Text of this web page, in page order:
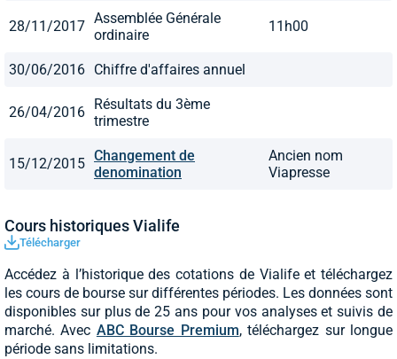
28/11/2017 Assemblée Générale
ordinaire
11h00
30/06/2016 Chiffre d'affaires annuel
26/04/2016
Résultats du 3ème
trimestre
15/12/2015 Changement de
denomination
Ancien nom
Viapresse
Cours historiques Vialife
Télécharger
Accédez à l’historique des cotations de Vialife et téléchargez
les cours de bourse sur différentes périodes. Les données sont
disponibles sur plus de 25 ans pour vos analyses et suivis de
marché. Avec ABC Bourse Premium, téléchargez sur longue
période sans limitations.